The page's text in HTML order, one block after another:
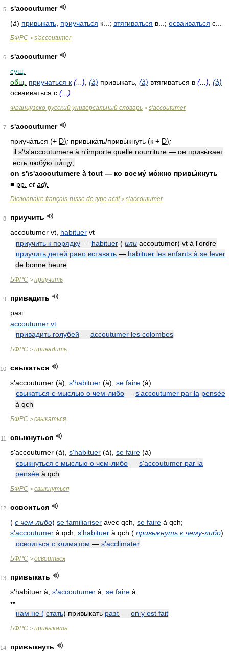
5
s'accoutumer
(à) привыкать приучаться к...; втягиваться в...; осваиваться с...
БФРС > s'accoutumer
6
s'accoutumer
сущ.
общ.
приучаться к (...) (à) привыкать, (à) втягиваться в (...) (à)
осваиваться с (...)
Французско-русский универсальный словарь > s'accoutumer
7
s'accoutumer
приуча́ться (+ D); привыка́ть/привы́кнуть (к + D);
il s'\s'accoutumere à n'importe quelle nourriture — он привы́кает
есть любу́ю пи́щу;
on s'\s'accoutumere à tout — ко всему́ мо́жно привы́кнуть
■ pp. etadj.
Dictionnaire français-russe de type actif> s'accoutumer
8
приучить
accoutumer vt, habituer vt
приучить к порядку — habituer ( или accoutumer) vt à l'ordre
приучить детей рано вставать — habituer les enfants à se lever
de bonne heure
БФРС > приучить
9
привадить
разг.
accoutumer vt
привадить голубей — accoutumer les colombes
БФРС > привадить
10
свыкаться
s'accoutumer (à), s'habituer (à), se faire (à)
свыкаться с мыслью о чем-либо — s'accoutumer par la pensée
à qch
БФРС > свыкаться
11
свыкнуться
s'accoutumer (à), s'habituer (à), se faire (à)
свыкнуться с мыслью о чем-либо — s'accoutumer par la
pensée à qch
БФРС > свыкнуться
12
освоиться
( с чем-либо) se familiariser avec qch, se faire à qch;
s'accoutumer à qch, s'habituer à qch ( привыкнуть к чему-либо)
освоиться с климатом — s'acclimater
БФРС > освоиться
13
привыкать
s'habituer à, s'accoutumer à, se faire à
••
нам не ( стать) привыкать разг. — on y est fait
БФРС > привыкать
14
привыкнуть